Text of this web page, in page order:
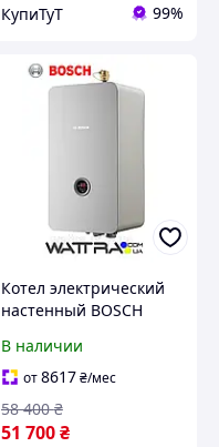
КупиТуТ 99%
Котел электрический
настенный BOSCH
ErP (18 кВт) с насосом и
расширительным
баком
В наличии
от8617₴/мес
51 700₴
58 400 ₴